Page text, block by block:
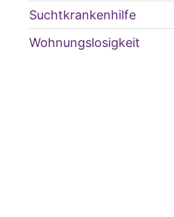
Suchtkrankenhilfe
Wohnungslosigkeit